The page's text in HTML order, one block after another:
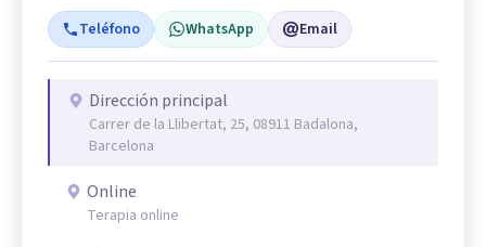
Teléfono WhatsApp Email
Dirección principal
Carrer de la Llibertat, 25, 08911 Badalona,
Barcelona
Online
Terapia online